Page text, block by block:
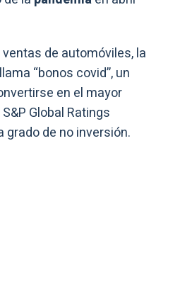
de automóviles, la
“bonos covid”, un
en el mayor
Global Ratings
grado de no inversión.